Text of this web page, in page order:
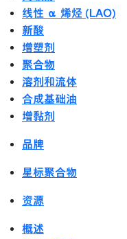
线性 α 烯烃 (LAO)
新酸
增塑剂
聚合物
溶剂和流体
合成基础油
增黏剂
品牌
星标聚合物
资源
概述